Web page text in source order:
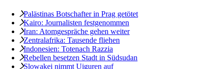
Palästinas Botschafter in Prag getötet
Kairo: Journalisten festgenommen
Iran: Atomgespräche gehen weiter
Zentralafrika: Tausende fliehen
Indonesien: Totenach Razzia
Rebellen besetzen Stadt in Südsudan
Slowakei nimmt Uiguren auf